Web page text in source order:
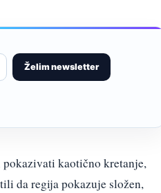
Želim newsletter
kaotično kretanje,
da regija pokazuje složen,